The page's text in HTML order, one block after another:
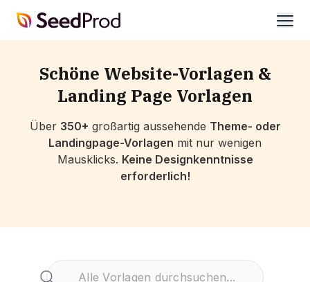
SeedProd
Schöne Website-Vorlagen &
Landing Page Vorlagen
Über 350+ großartig aussehende Theme- oder
Landingpage-Vorlagen mit nur wenigen
Mausklicks. Keine Designkenntnisse
erforderlich!